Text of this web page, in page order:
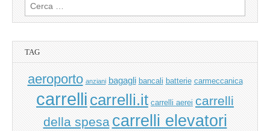
per:
TAG
aeroporto anziani bagagli bancali batterie carmeccanica
carrelli carrelli.it carrelli aerei carrelli
della spesa carrelli elevatori